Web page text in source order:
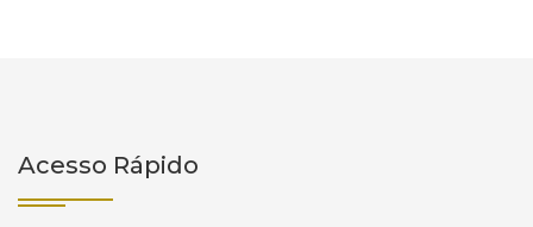
Acesso Rápido